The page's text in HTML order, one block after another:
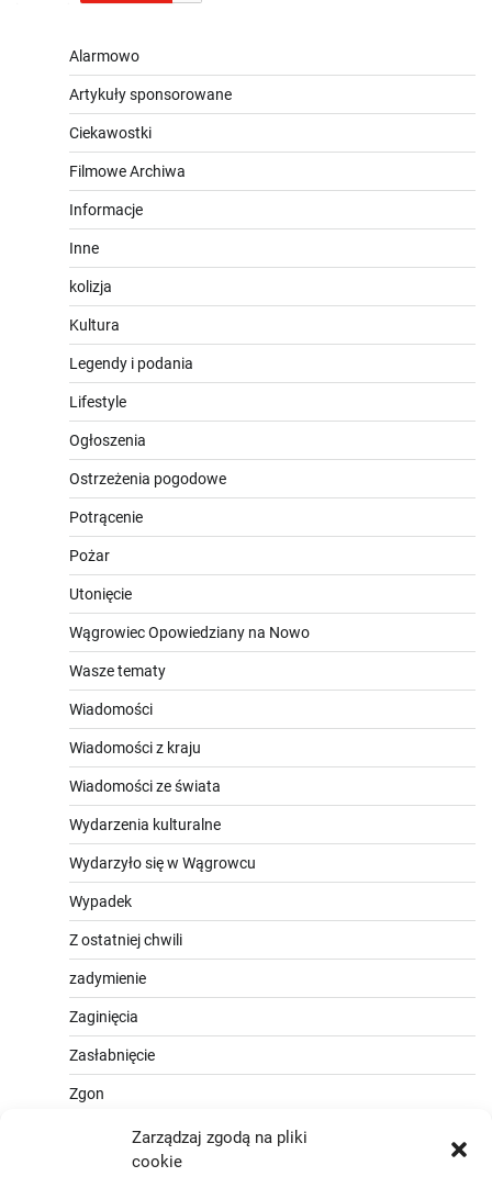
Zarządzaj zgodą na pliki
cookie
Alarmowo
Artykuły sponsorowane
Ciekawostki
Filmowe Archiwa
Informacje
Inne
kolizja
Kultura
Legendy i podania
Lifestyle
Ogłoszenia
Ostrzeżenia pogodowe
Potrącenie
Pożar
Utonięcie
Wągrowiec Opowiedziany na Nowo
Wasze tematy
Wiadomości
Wiadomości z kraju
Wiadomości ze świata
Wydarzenia kulturalne
Wydarzyło się w Wągrowcu
Wypadek
Z ostatniej chwili
zadymienie
Zaginięcia
Zasłabnięcie
Zgon